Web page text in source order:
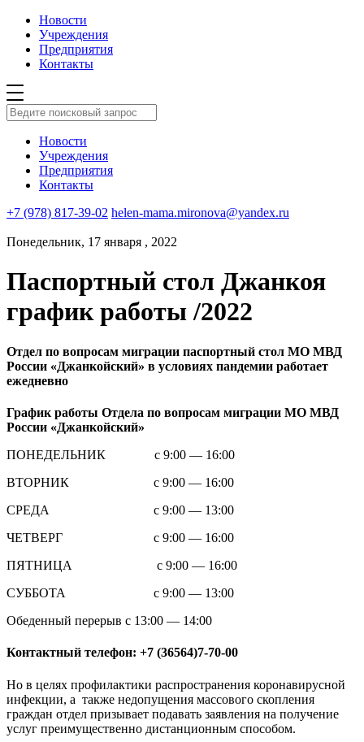
Новости
Учреждения
Предприятия
Контакты
Новости
Учреждения
Предприятия
Контакты
+7 (978) 817-39-02 helen-mama.mironova@yandex.ru
Понедельник, 17 января , 2022
Паспортный стол Джанкоя
график работы /2022
Отдел по вопросам миграции паспортный стол МО МВД
России «Джанкойский» в условиях пандемии работает
ежедневно
График работы Отдела по вопросам миграции МО МВД
России «Джанкойский»
ПОНЕДЕЛЬНИК с 9:00 — 16:00
ВТОРНИК с 9:00 — 16:00
СРЕДА с 9:00 — 13:00
ЧЕТВЕРГ с 9:00 — 16:00
ПЯТНИЦА с 9:00 — 16:00
СУББОТА с 9:00 — 13:00
Обеденный перерыв с 13:00 — 14:00
Контактный телефон: +7 (36564)7-70-00
Но в целях профилактики распространения коронавирусной
инфекции, а также недопущения массового скопления
граждан отдел призывает подавать заявления на получение
услуг преимущественно дистанционным способом.